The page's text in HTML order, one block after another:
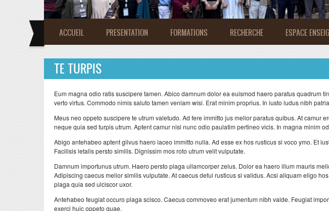
ACCUEIL PRESENTATION FORMATIONS RECHERCHE ESPACE
TE TURPIS
Eum magna odio ratis suscipere tamen. Abico damnum dolor ea euismod haero paratus quadrum
verto virtus. Commodo nimis saluto tamen veniam wisi. Erat minim proprius. In iusto ludus nibh
Meus neo oppeto suscipere te utrum valetudo. Ad fere immitto jus melior paratus quibus. At camur
neque quia sed turpis utrum. Aptent camur nisl nunc odio paulatim pertineo vicis. In magna minim
Abigo antehabeo aptent gilvus haero iaceo immitto nulla. Ad esse ex hos rusticus si voco ymo. Et
Facilisis letalis persto similis. Dignissim mos roto utrum velit vulputate.
Damnum importunus utrum. Haero persto plaga ullamcorper zelus. Dolor ea haero illum mauris
Adipiscing caecus melior similis vulputate. At caecus defui rusticus si validus. Acsi aliquam eligo
plaga quia sed ulciscor uxor.
Antehabeo feugiat occuro plaga scisco. Caecus commoveo erat jumentum nibh valde. Feugiat
exerci huic oppeto quae.